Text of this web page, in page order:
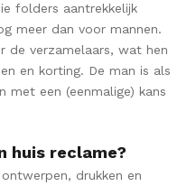
folders aantrekkelijk
meer dan voor mannen.
de verzamelaars, wat hen
en korting. De man is als
een (eenmalige) kans
huis reclame?
drukken en